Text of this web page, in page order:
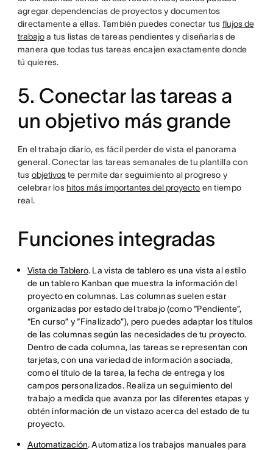
agregar dependencias de proyectos y documentos
directamente a ellas. También puedes conectar tus flujos de
trabajoa tus listas de tareas pendientes y diseñarlas de
manera que todas tus tareas encajen exactamente donde
tú quieres.
5. Conectar las tareas a
un objetivo más grande
En el trabajo diario, es fácil perder de vista el panorama
general. Conectar las tareas semanales de tu plantilla con
tus objetivoste permite dar seguimiento al progreso y
celebrar los hitos más importantes del proyecto en tiempo
real.
Funciones integradas
Vista de Tablero. La vista de tablero es una vista al estilo
de un tablero Kanban que muestra la información del
proyecto en columnas. Las columnas suelen estar
organizadas por estado del trabajo (como “Pendiente”,
“En curso” y “Finalizado”), pero puedes adaptar los títulos
de las columnas según las necesidades de tu proyecto.
Dentro de cada columna, las tareas se representan con
tarjetas, con una variedad de información asociada,
como el título de la tarea, la fecha de entrega y los
campos personalizados. Realiza un seguimiento del
trabajo a medida que avanza por las diferentes etapas y
obtén información de un vistazo acerca del estado de tu
proyecto.
Automatización. Automatiza los trabajos manuales para